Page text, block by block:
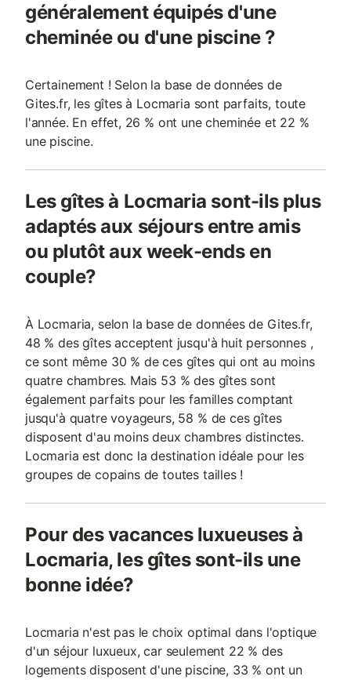
généralement équipés d'une
cheminée ou d'une piscine ?
Certainement ! Selon la base de données de
Gites.fr, les gîtes à Locmaria sont parfaits, toute
l'année. En effet, 26 % ont une cheminée et 22 %
une piscine.
Les gîtes à Locmaria sont-ils plus
adaptés aux séjours entre amis
ou plutôt aux week-ends en
couple?
À Locmaria, selon la base de données de Gites.fr,
48 % des gîtes acceptent jusqu'à huit personnes ,
ce sont même 30 % de ces gîtes qui ont au moins
quatre chambres. Mais 53 % des gîtes sont
également parfaits pour les familles comptant
jusqu'à quatre voyageurs, 58 % de ces gîtes
disposent d'au moins deux chambres distinctes.
Locmaria est donc la destination idéale pour les
groupes de copains de toutes tailles !
Pour des vacances luxueuses à
Locmaria, les gîtes sont-ils une
bonne idée?
Locmaria n'est pas le choix optimal dans l'optique
d'un séjour luxueux, car seulement 22 % des
logements disposent d'une piscine, 33 % ont un